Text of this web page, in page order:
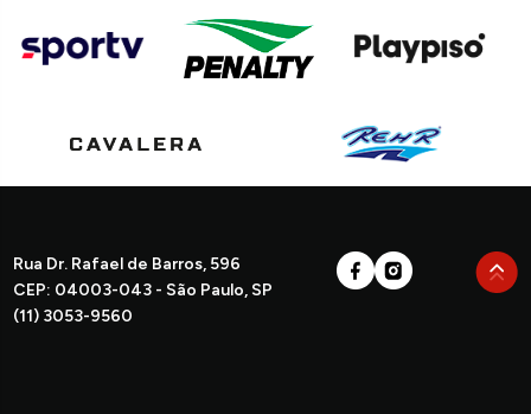
Rua Dr. Rafael de Barros, 596
CEP: 04003-043 - São Paulo, SP
(11) 3053-9560